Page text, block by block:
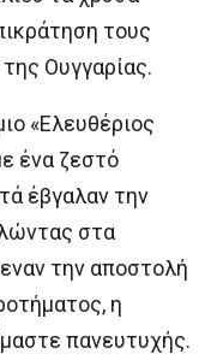
τους
Ουγγαρίας.
«Ελευθέριος
ένα ζεστό
έβγαλαν την
στα
την αποστολή
η
πανευτυχής.